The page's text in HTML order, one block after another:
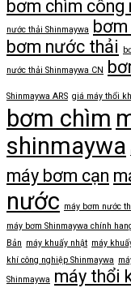
bơm chìm công
nước thải Shinmaywa
bơm nước thải
nước thải Shinmaywa CN
Shinmaywa ARS giá máy thổi
bơm chìm
shinmaywa
máy bơm cạn
nước máy bơm nước
máy bơm Shinmaywa chính
Bản máy khuấy nhật máy
khí công nghiệp Shinmaywa
Shinmaywa máy thổi